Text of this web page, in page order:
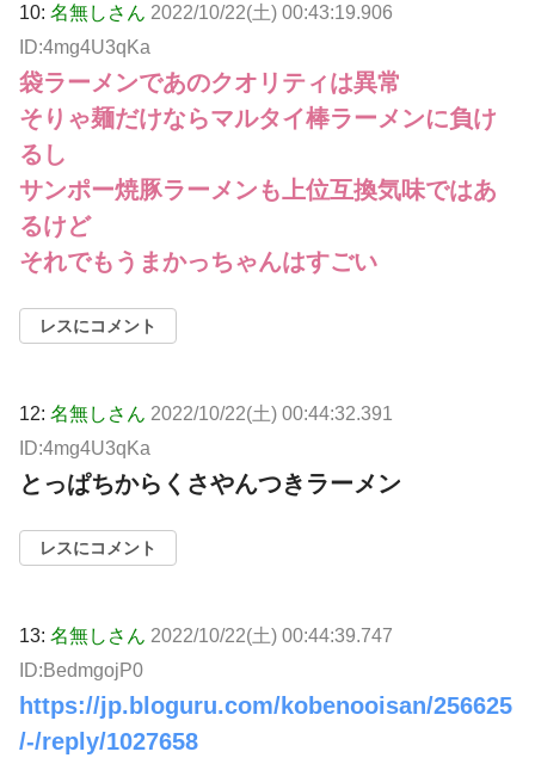
10: 名無しさん 2022/10/22(土) 00:43:19.906
ID:4mg4U3qKa
袋ラーメンであのクオリティは異常
そりゃ麺だけならマルタイ棒ラーメンに負け
るし
サンポー焼豚ラーメンも上位互換気味ではあ
るけど
それでもうまかっちゃんはすごい
レスにコメント
12: 名無しさん 2022/10/22(土) 00:44:32.391
ID:4mg4U3qKa
とっぱちからくさやんつきラーメン
レスにコメント
13: 名無しさん 2022/10/22(土) 00:44:39.747
ID:BedmgojP0
https://jp.bloguru.com/kobenooisan/256625
/-/reply/1027658